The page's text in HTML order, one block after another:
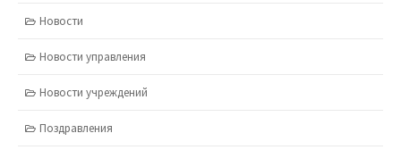
Новости
Новости управления
Новости учреждений
Поздравления